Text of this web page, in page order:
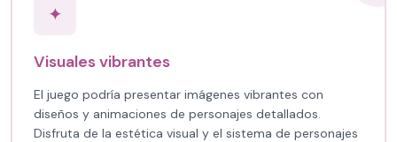
✦
Visuales vibrantes
El juego podría presentar imágenes vibrantes con
diseños y animaciones de personajes detallados.
Disfruta de la estética visual y el sistema de personajes